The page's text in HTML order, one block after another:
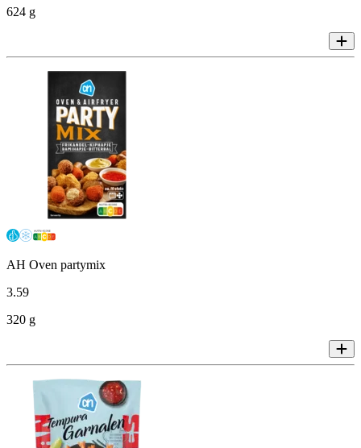
624 g
AH Oven partymix
3.59
320 g